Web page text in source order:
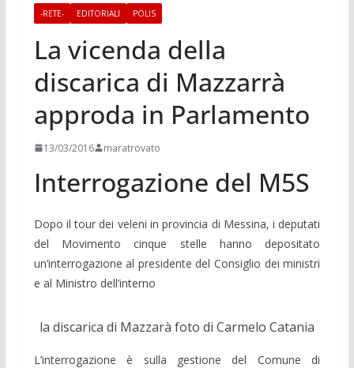
-RETE- EDITORIALI POLIS
La vicenda della
discarica di Mazzarrà
approda in Parlamento
13/03/2016 maratrovato
Interrogazione del M5S
Dopo il tour dei veleni in provincia di Messina, i deputati
del Movimento cinque stelle hanno depositato
un’interrogazione al presidente del Consiglio dei ministri
e al Ministro dell’interno
la discarica di Mazzarà foto di Carmelo Catania
L’interrogazione è sulla gestione del Comune di